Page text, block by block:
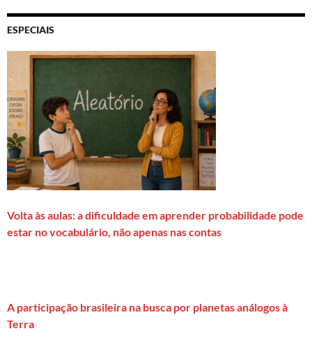
ESPECIAIS
Volta às aulas: a dificuldade em aprender probabilidade pode
estar no vocabulário, não apenas nas contas
A participação brasileira na busca por planetas análogos à
Terra